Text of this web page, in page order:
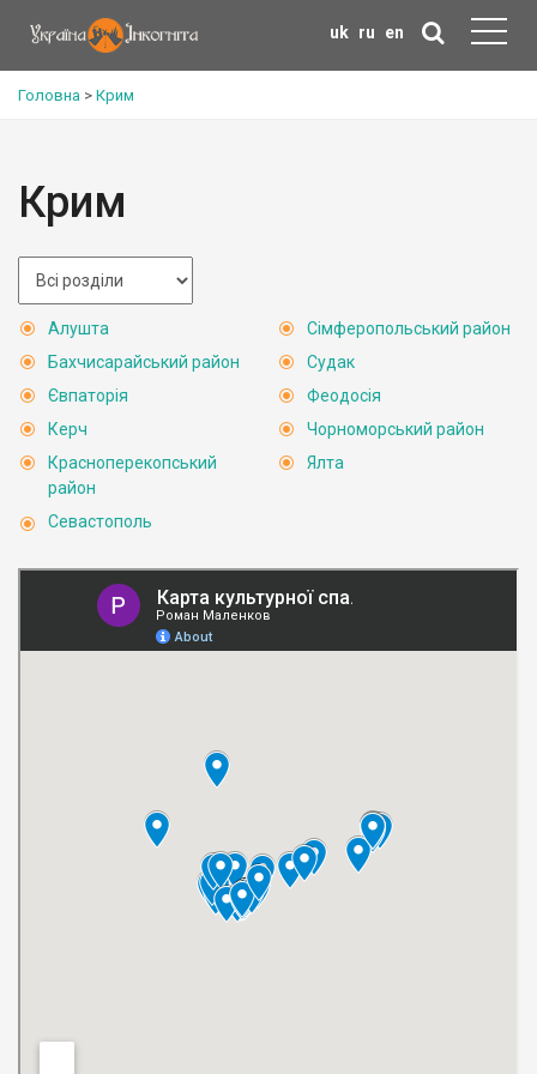
uk ru en
Головна > Крим
Крим
Алушта
Бахчисарайський район
Євпаторія
Керч
Красноперекопський
район
Севастополь
Сімферопольський район
Судак
Феодосія
Чорноморський район
Ялта